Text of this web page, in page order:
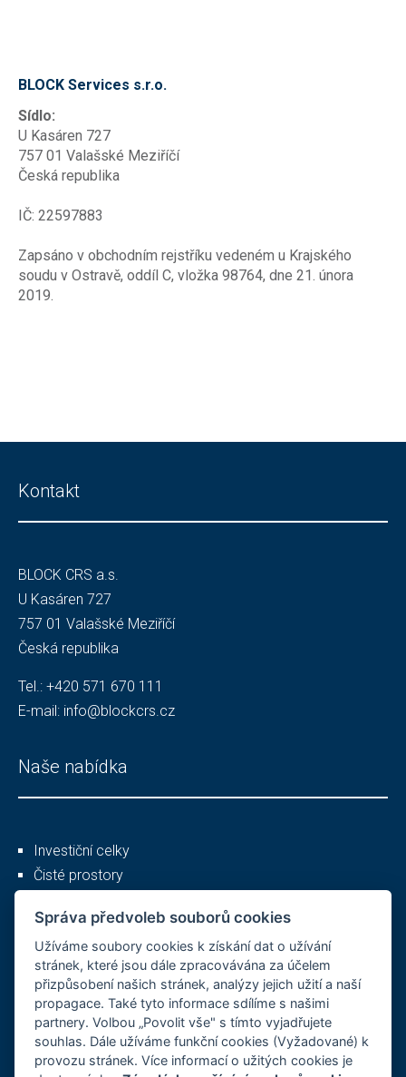
BLOCK Services s.r.o.
Sídlo:
U Kasáren 727
757 01 Valašské Meziříčí
Česká republika
IČ: 22597883
Zapsáno v obchodním rejstříku vedeném u Krajského
soudu v Ostravě, oddíl C, vložka 98764, dne 21. února
2019.
Kontakt
BLOCK CRS a.s.
U Kasáren 727
757 01 Valašské Meziříčí
Česká republika
Tel.: +420 571 670 111
E-mail: info@blockcrs.cz
Naše nabídka
Investiční celky
Čisté prostory
Ostatní
O společnosti
Kariéra
Správa předvoleb souborů cookies
Užíváme soubory cookies k získání dat o užívání
stránek, které jsou dále zpracovávána za účelem
přizpůsobení našich stránek, analýzy jejich užití a naší
propagace. Také tyto informace sdílíme s našimi
partnery. Volbou „Povolit vše" s tímto vyjadřujete
souhlas. Dále užíváme funkční cookies (Vyžadované) k
provozu stránek. Více informací o užitých cookies je